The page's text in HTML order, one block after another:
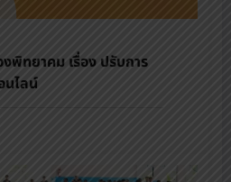
งพิทยาคม เรื่อง ปรับการ
นไลน์